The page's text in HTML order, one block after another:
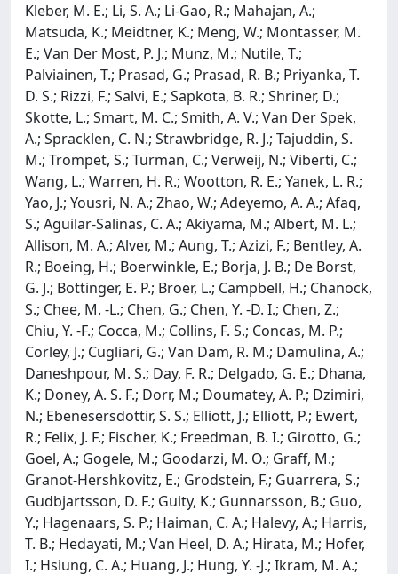
Kleber, M. E.; Li, S. A.; Li-Gao, R.; Mahajan, A.;
Matsuda, K.; Meidtner, K.; Meng, W.; Montasser, M.
E.; Van Der Most, P. J.; Munz, M.; Nutile, T.;
Palviainen, T.; Prasad, G.; Prasad, R. B.; Priyanka, T.
D. S.; Rizzi, F.; Salvi, E.; Sapkota, B. R.; Shriner, D.;
Skotte, L.; Smart, M. C.; Smith, A. V.; Van Der Spek,
A.; Spracklen, C. N.; Strawbridge, R. J.; Tajuddin, S.
M.; Trompet, S.; Turman, C.; Verweij, N.; Viberti, C.;
Wang, L.; Warren, H. R.; Wootton, R. E.; Yanek, L. R.;
Yao, J.; Yousri, N. A.; Zhao, W.; Adeyemo, A. A.; Afaq,
S.; Aguilar-Salinas, C. A.; Akiyama, M.; Albert, M. L.;
Allison, M. A.; Alver, M.; Aung, T.; Azizi, F.; Bentley, A.
R.; Boeing, H.; Boerwinkle, E.; Borja, J. B.; De Borst,
G. J.; Bottinger, E. P.; Broer, L.; Campbell, H.; Chanock,
S.; Chee, M. -L.; Chen, G.; Chen, Y. -D. I.; Chen, Z.;
Chiu, Y. -F.; Cocca, M.; Collins, F. S.; Concas, M. P.;
Corley, J.; Cugliari, G.; Van Dam, R. M.; Damulina, A.;
Daneshpour, M. S.; Day, F. R.; Delgado, G. E.; Dhana,
K.; Doney, A. S. F.; Dorr, M.; Doumatey, A. P.; Dzimiri,
N.; Ebenesersdottir, S. S.; Elliott, J.; Elliott, P.; Ewert,
R.; Felix, J. F.; Fischer, K.; Freedman, B. I.; Girotto, G.;
Goel, A.; Gogele, M.; Goodarzi, M. O.; Graff, M.;
Granot-Hershkovitz, E.; Grodstein, F.; Guarrera, S.;
Gudbjartsson, D. F.; Guity, K.; Gunnarsson, B.; Guo,
Y.; Hagenaars, S. P.; Haiman, C. A.; Halevy, A.; Harris,
T. B.; Hedayati, M.; Van Heel, D. A.; Hirata, M.; Hofer,
I.; Hsiung, C. A.; Huang, J.; Hung, Y. -J.; Ikram, M. A.;